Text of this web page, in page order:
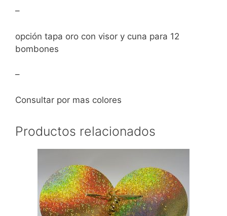
–
opción tapa oro con visor y cuna para 12
bombones
–
Consultar por mas colores
Productos relacionados